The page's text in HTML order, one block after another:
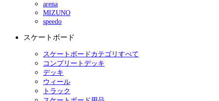
arena
MIZUNO
speedo
スケートボード
スケートボードカテゴリすべて
コンプリートデッキ
デッキ
ウィール
トラック